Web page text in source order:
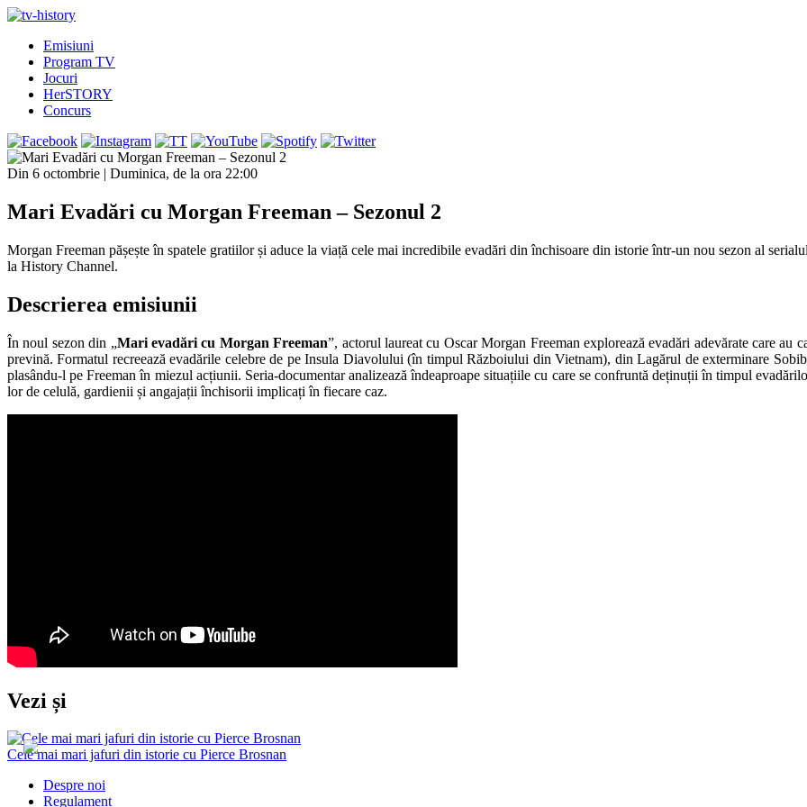
Emisiuni
Program TV
Jocuri
HerSTORY
Concurs
Din 6 octombrie | Duminica, de la ora 22:00
Mari Evadări cu Morgan Freeman – Sezonul 2
Morgan Freeman pășește în spatele gratiilor și aduce la viață cele mai incredibile evadări din închisoare din istorie într-un nou sezon al
la History Channel.
Descrierea emisiunii
În noul sezon din „Mari evadări cu Morgan Freeman”, actorul laureat cu Oscar Morgan Freeman explorează evadări adevărate care
prevină. Formatul recreează evadările celebre de pe Insula Diavolului (în timpul Războiului din Vietnam), din Lagărul de exterminare
plasându-l pe Freeman în miezul acțiunii. Seria-documentar analizează îndeaproape situațiile cu care se confruntă deținuții în timpul
lor de celulă, gardienii și angajații închisorii implicați în fiecare caz.
Vezi și
Cele mai mari jafuri din istorie cu Pierce Brosnan
Despre noi
Regulament